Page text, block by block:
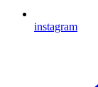
instagram